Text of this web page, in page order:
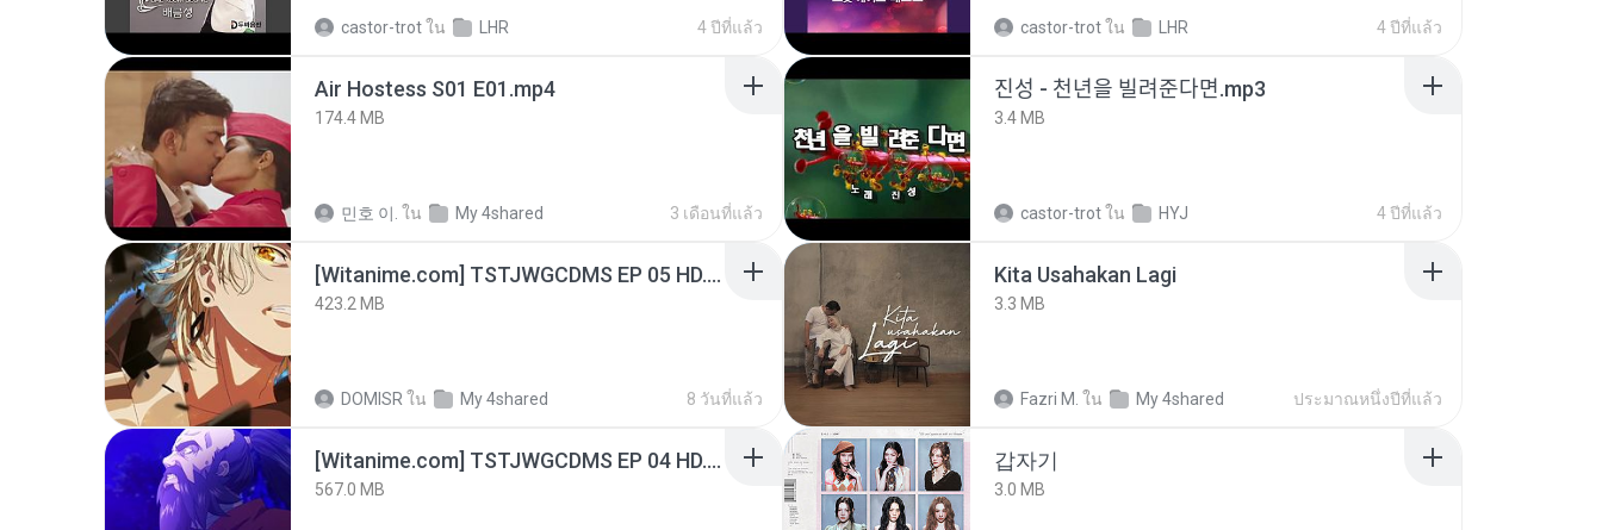
castor-trotใน LHR 4 ปีที่แล้ว castor-trotใน LHR 4 ปีที่แล้ว
Air Hostess S01 E01.mp4
174.4 MB
민호 이. ใน My 4shared 3 เดือนที่แล้ว
진성 - 천년을 빌려준다면.mp3
3.4 MB
castor-trotใน HYJ 4 ปีที่แล้ว
[Witanime.com] TSTJWGCDMS EP 05 HD.mp4
423.2 MB
DOMISR ใน My 4shared 8 วันที่แล้ว
Kita Usahakan Lagi
3.3 MB
Fazri M. ใน My 4shared ประมาณหนึ่งปีที่แล้ว
[Witanime.com] TSTJWGCDMS EP 04 HD.mp4
567.0 MB
갑자기
3.0 MB